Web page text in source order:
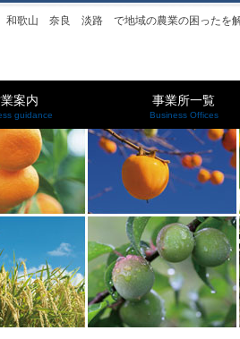
和歌山 奈良 淡路 で地域の農業の困ったを
案内
guidance
事業所一覧
Business Offices